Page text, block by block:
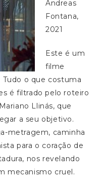
Andreas
Fontana,
2021
Este é um
filme
o que costuma
é filtrado pelo roteiro
Llinás, que
a seu objetivo.
metragem, caminha
para o coração de
nos revelando
mecanismo cruel.